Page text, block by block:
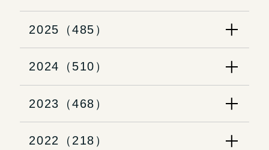
2025（485）
2024（510）
2023（468）
2022（218）